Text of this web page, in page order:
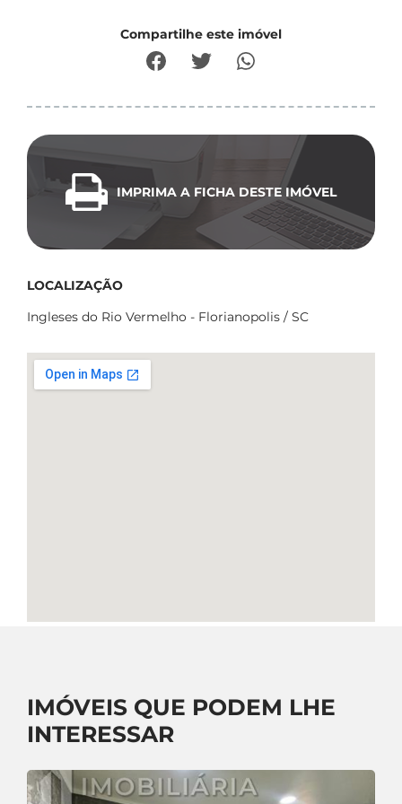
Compartilhe este imóvel
IMPRIMA A FICHA DESTE IMÓVEL
LOCALIZAÇÃO
Ingleses do Rio Vermelho - Florianopolis / SC
IMÓVEIS QUE PODEM LHE
INTERESSAR